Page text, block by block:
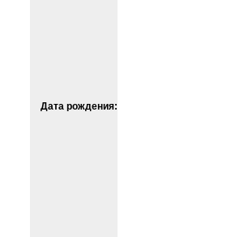
Дата рождения: